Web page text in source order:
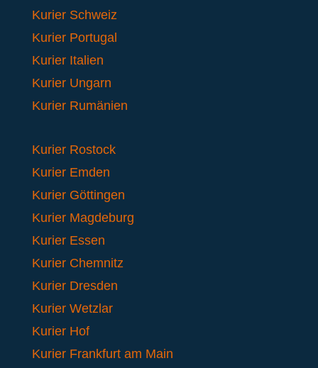
Kurier Schweiz
Kurier Portugal
Kurier Italien
Kurier Ungarn
Kurier Rumänien
Kurier Rostock
Kurier Emden
Kurier Göttingen
Kurier Magdeburg
Kurier Essen
Kurier Chemnitz
Kurier Dresden
Kurier Wetzlar
Kurier Hof
Kurier Frankfurt am Main